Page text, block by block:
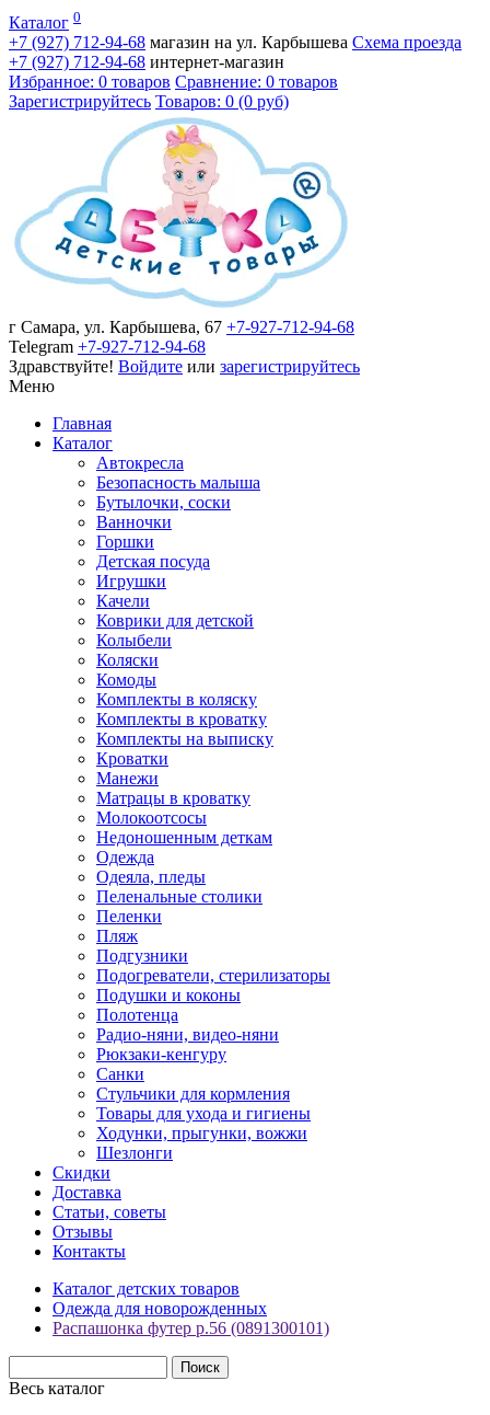
Каталог 0
+7 (927) 712-94-68 магазин на ул. Карбышева Схема проезда
+7 (927) 712-94-68 интернет-магазин
Избранное: 0 товаров Сравнение: 0 товаров
Зарегистрируйтесь Товаров: 0 (0 руб)
г Самара, ул. Карбышева, 67 +7-927-712-94-68
Telegram +7-927-712-94-68
Здравствуйте! Войдите или зарегистрируйтесь
Меню
Главная
Каталог
Автокресла
Безопасность малыша
Бутылочки, соски
Ванночки
Горшки
Детская посуда
Игрушки
Качели
Коврики для детской
Колыбели
Коляски
Комоды
Комплекты в коляску
Комплекты в кроватку
Комплекты на выписку
Кроватки
Манежи
Матрацы в кроватку
Молокоотсосы
Недоношенным деткам
Одежда
Одеяла, пледы
Пеленальные столики
Пеленки
Пляж
Подгузники
Подогреватели, стерилизаторы
Подушки и коконы
Полотенца
Радио-няни, видео-няни
Рюкзаки-кенгуру
Санки
Стульчики для кормления
Товары для ухода и гигиены
Ходунки, прыгунки, вожжи
Шезлонги
Скидки
Доставка
Статьи, советы
Отзывы
Контакты
Каталог детских товаров
Одежда для новорожденных
Распашонка футер р.56 (0891300101)
Весь каталог